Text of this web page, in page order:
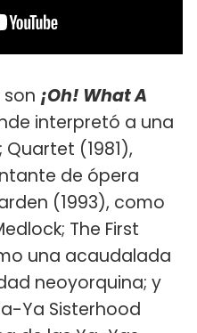
¡Oh! What A
interpretó a una
(1981),
de ópera
(1993), como
The First
una acaudalada
neoyorquina; y
Ya Sisterhood